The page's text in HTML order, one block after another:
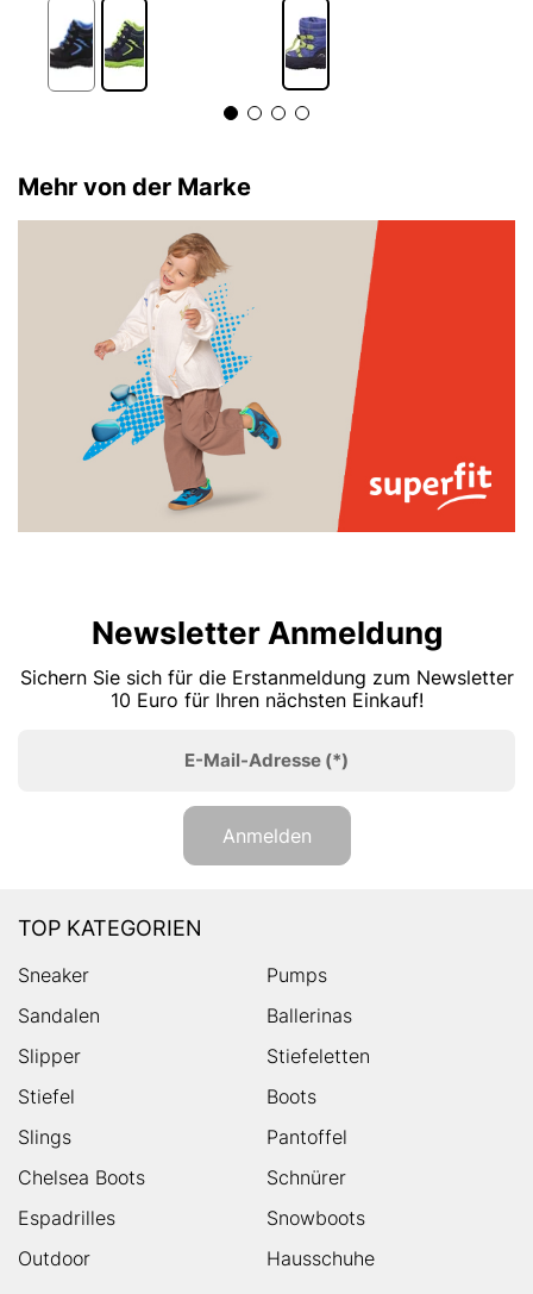
Mehr von der Marke
Newsletter Anmeldung
Sichern Sie sich für die Erstanmeldung zum Newsletter
10 Euro für Ihren nächsten Einkauf!
E-Mail-Adresse (*)
Anmelden
TOP KATEGORIEN
Sneaker
Pumps
Sandalen
Ballerinas
Slipper
Stiefeletten
Stiefel
Boots
Slings
Pantoffel
Chelsea Boots
Schnürer
Espadrilles
Snowboots
Outdoor
Hausschuhe